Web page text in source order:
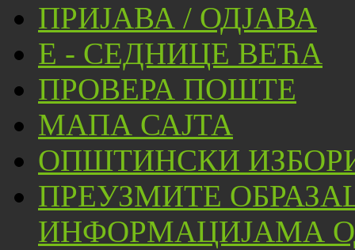
ПРИЈАВА / ОДЈАВА
Е - СЕДНИЦЕ ВЕЋА
ПРОВЕРА ПОШТЕ
МАПА САЈТА
ОПШТИНСКИ
ПРЕУЗМИТЕ
ИНФОРМАЦИЈАМА